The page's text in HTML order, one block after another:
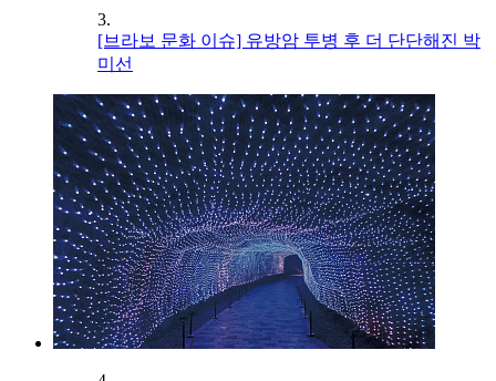
3.
[브라보 문화 이슈] 유방암 투병 후 더 단단해진 박
미선